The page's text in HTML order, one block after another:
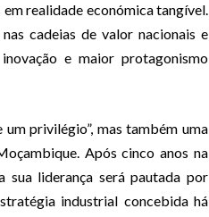
realidade económica tangível.
cadeias de valor nacionais e
e maior protagonismo
privilégio”, mas também uma
Após cinco anos na
sua liderança será pautada por
industrial concebida há